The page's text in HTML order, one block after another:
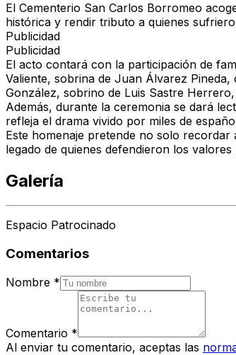
El Cementerio San Carlos Borromeo
histórica y rendir tributo a quienes
Publicidad
Publicidad
El acto contará con la participación de
Valiente, sobrina de Juan Álvarez
González, sobrino de Luis Sastre
Además, durante la ceremonia se dará
refleja el drama vivido por miles de
Este homenaje pretende no solo
legado de quienes defendieron los
Galería
Espacio Patrocinado
Comentarios
Nombre *
Comentario *
Al enviar tu comentario, aceptas las